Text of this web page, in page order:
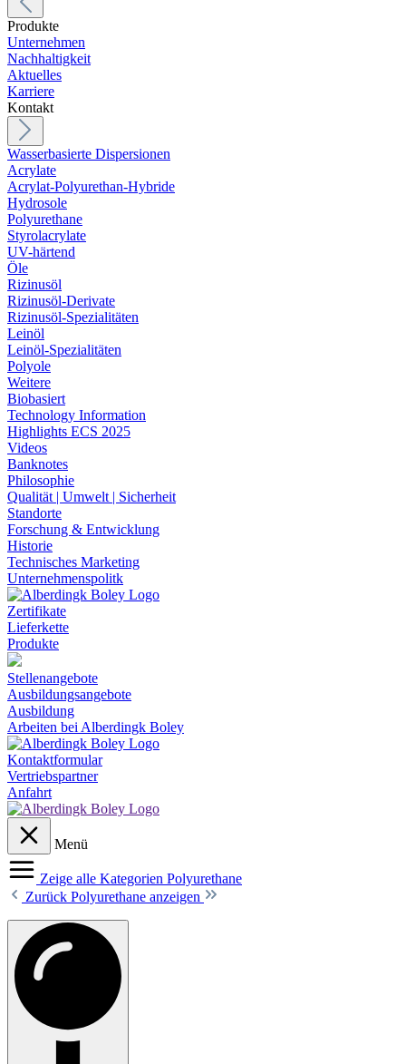
Produkte
Unternehmen
Nachhaltigkeit
Aktuelles
Karriere
Kontakt
Wasserbasierte Dispersionen
Acrylate
Acrylat-Polyurethan-Hybride
Hydrosole
Polyurethane
Styrolacrylate
UV-härtend
Öle
Rizinusöl
Rizinusöl-Derivate
Rizinusöl-Spezialitäten
Leinöl
Leinöl-Spezialitäten
Polyole
Weitere
Biobasiert
Technology Information
Highlights ECS 2025
Videos
Banknotes
Philosophie
Qualität | Umwelt | Sicherheit
Standorte
Forschung & Entwicklung
Historie
Technisches Marketing
Unternehmenspolitk
Zertifikate
Lieferkette
Produkte
Stellenangebote
Ausbildungsangebote
Ausbildung
Arbeiten bei Alberdingk Boley
Kontaktformular
Vertriebspartner
Anfahrt
Menü
Zeige alle Kategorien Polyurethane
Zurück Polyurethane anzeigen